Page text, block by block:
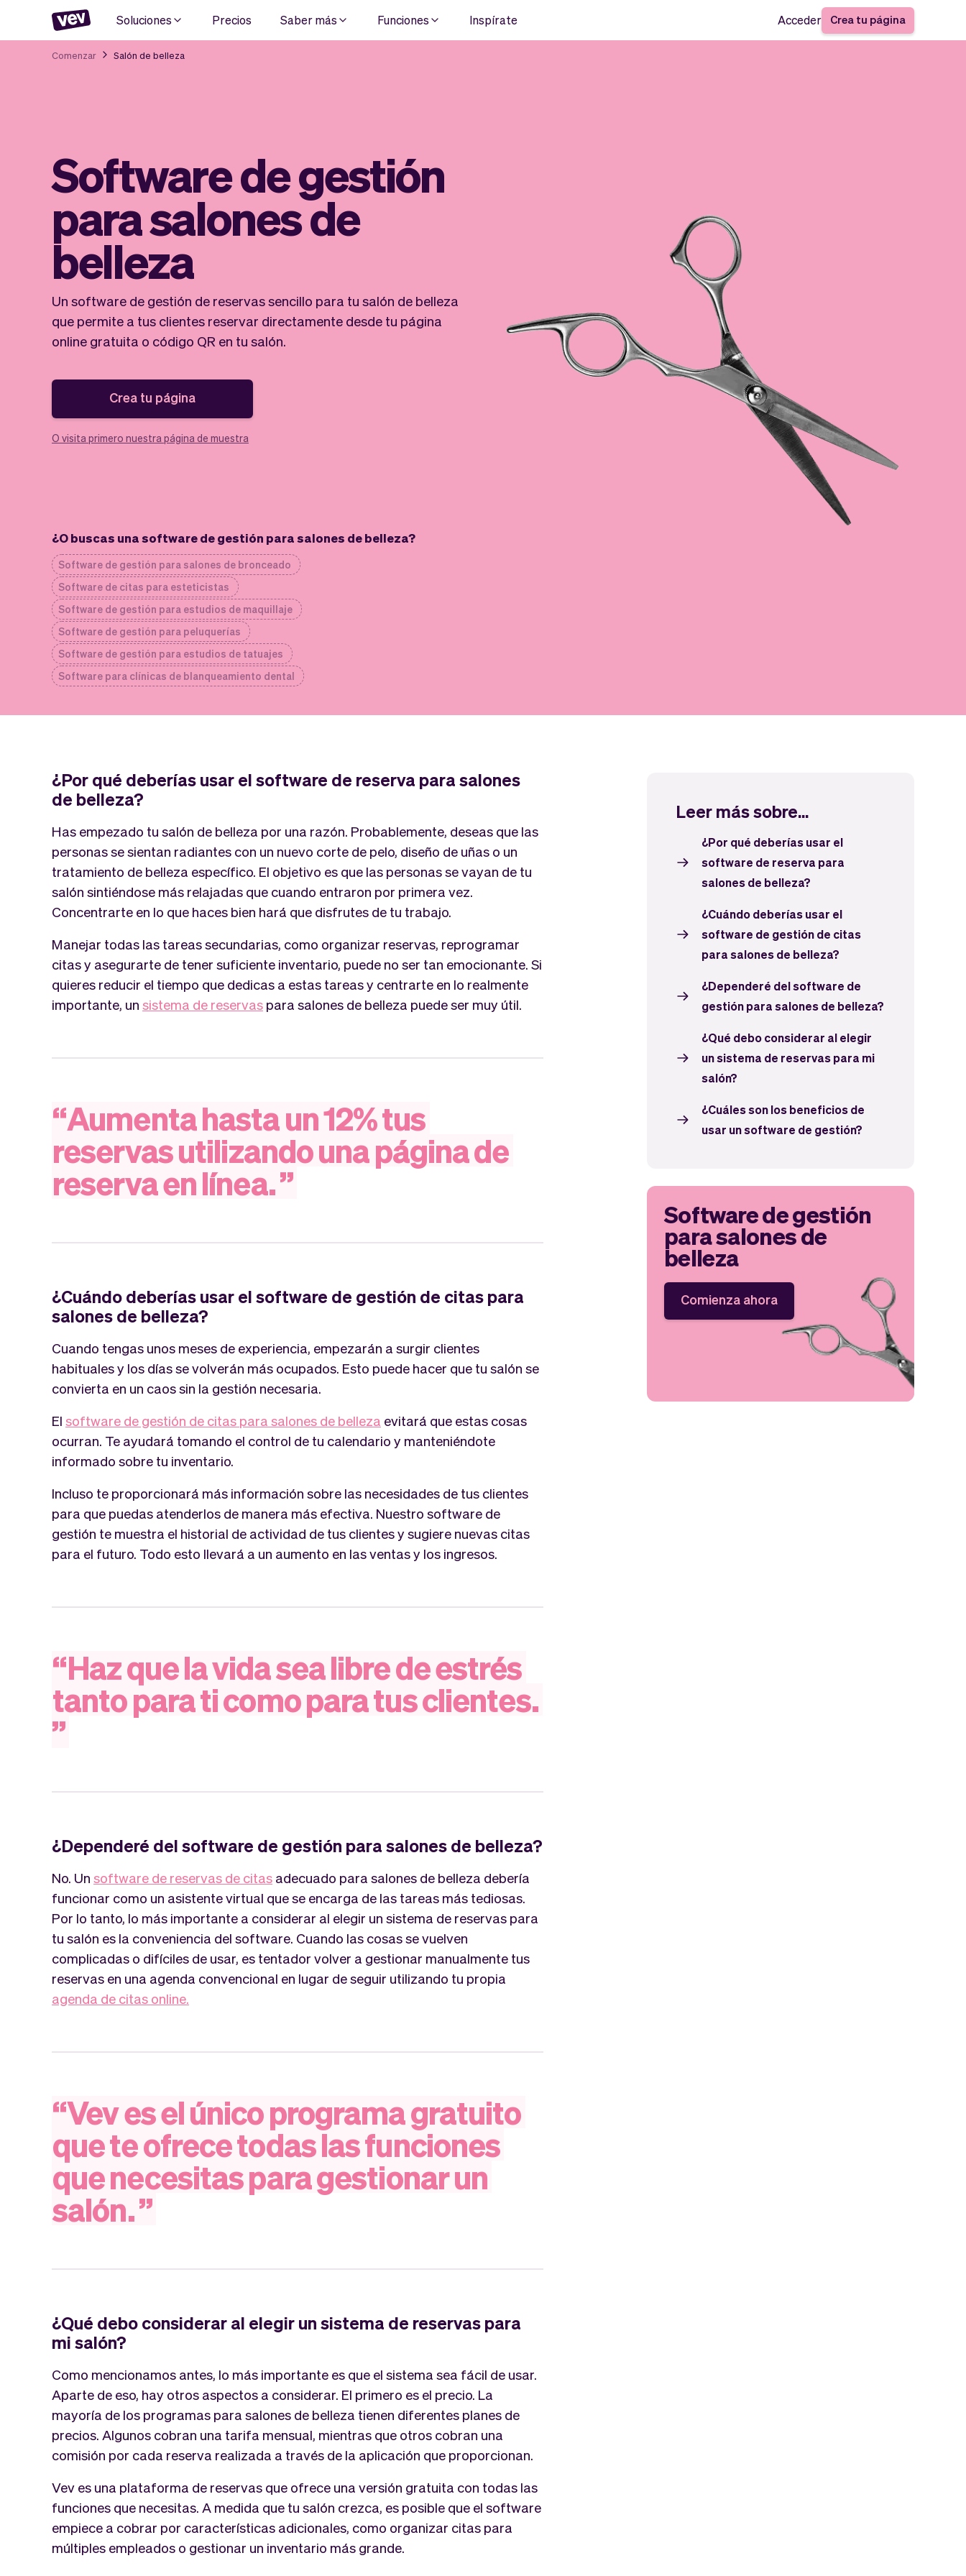
Soluciones Precios Saber más Funciones Inspírate Acceder Crea tu página
Comenzar Salón de belleza
Software de gestión
para salones de
belleza
Un software de gestión de reservas sencillo para tu salón de belleza
que permite a tus clientes reservar directamente desde tu página
online gratuita o código QR en tu salón.
Crea tu página
O visita primero nuestra página de muestra
¿O buscas una software de gestión para salones de belleza?
Software de gestión para salones de bronceado
Software de citas para esteticistas
Software de gestión para estudios de maquillaje
Software de gestión para peluquerías
Software de gestión para estudios de tatuajes
Software para clínicas de blanqueamiento dental
¿Por qué deberías usar el software de reserva para salones
de belleza?
Has empezado tu salón de belleza por una razón. Probablemente, deseas que las
personas se sientan radiantes con un nuevo corte de pelo, diseño de uñas o un
tratamiento de belleza específico. El objetivo es que las personas se vayan de tu
salón sintiéndose más relajadas que cuando entraron por primera vez.
Concentrarte en lo que haces bien hará que disfrutes de tu trabajo.
Manejar todas las tareas secundarias, como organizar reservas, reprogramar
citas y asegurarte de tener suficiente inventario, puede no ser tan emocionante. Si
quieres reducir el tiempo que dedicas a estas tareas y centrarte en lo realmente
importante, un sistema de reservas para salones de belleza puede ser muy útil.
“Aumentahastaun12%tus
reservasutilizandounapáginade
reservaenlínea.”
¿Cuándo deberías usar el software de gestión de citas para
salones de belleza?
Cuando tengas unos meses de experiencia, empezarán a surgir clientes
habituales y los días se volverán más ocupados. Esto puede hacer que tu salón se
convierta en un caos sin la gestión necesaria.
El software de gestión de citas para salones de belleza evitará que estas cosas
ocurran. Te ayudará tomando el control de tu calendario y manteniéndote
informado sobre tu inventario.
Incluso te proporcionará más información sobre las necesidades de tus clientes
para que puedas atenderlos de manera más efectiva. Nuestro software de
gestión te muestra el historial de actividad de tus clientes y sugiere nuevas citas
para el futuro. Todo esto llevará a un aumento en las ventas y los ingresos.
“Hazquelavidasealibredeestrés
tantoparaticomoparatusclientes.
”
¿Dependeré del software de gestión para salones de belleza?
No. Un software de reservas de citas adecuado para salones de belleza debería
funcionar como un asistente virtual que se encarga de las tareas más tediosas.
Por lo tanto, lo más importante a considerar al elegir un sistema de reservas para
tu salón es la conveniencia del software. Cuando las cosas se vuelven
complicadas o difíciles de usar, es tentador volver a gestionar manualmente tus
reservas en una agenda convencional en lugar de seguir utilizando tu propia
agenda de citas online.
“Veveselúnicoprogramagratuito
queteofrecetodaslasfunciones
quenecesitasparagestionarun
salón.”
¿Qué debo considerar al elegir un sistema de reservas para
mi salón?
Como mencionamos antes, lo más importante es que el sistema sea fácil de usar.
Aparte de eso, hay otros aspectos a considerar. El primero es el precio. La
mayoría de los programas para salones de belleza tienen diferentes planes de
precios. Algunos cobran una tarifa mensual, mientras que otros cobran una
comisión por cada reserva realizada a través de la aplicación que proporcionan.
Vev es una plataforma de reservas que ofrece una versión gratuita con todas las
funciones que necesitas. A medida que tu salón crezca, es posible que el software
empiece a cobrar por características adicionales, como organizar citas para
múltiples empleados o gestionar un inventario más grande.
Leer más sobre...
¿Por qué deberías usar el
software de reserva para
salones de belleza?
¿Cuándo deberías usar el
software de gestión de citas
para salones de belleza?
¿Dependeré del software de
gestión para salones de belleza?
¿Qué debo considerar al elegir
un sistema de reservas para mi
salón?
¿Cuáles son los beneficios de
usar un software de gestión?
Software de gestión
para salones de
belleza
Comienza ahora